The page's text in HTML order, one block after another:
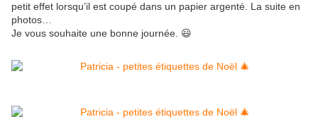
petit effet lorsqu’il est coupé dans un papier argenté. La suite en
photos…
Je vous souhaite une bonne journée. 😃